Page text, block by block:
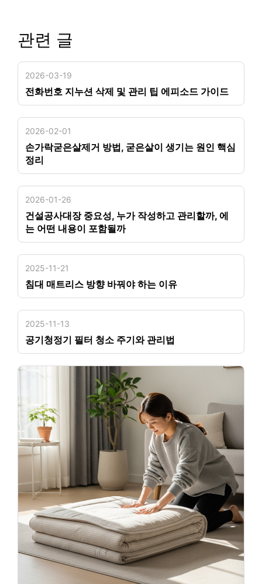
관련 글
2026-03-19
전화번호 지누션 삭제 및 관리 팁 에피소드 가이드
2026-02-01
손가락굳은살제거 방법, 굳은살이 생기는 원인 핵심
정리
2026-01-26
건설공사대장 중요성, 누가 작성하고 관리할까, 에
는 어떤 내용이 포함될까
2025-11-21
침대 매트리스 방향 바꿔야 하는 이유
2025-11-13
공기청정기 필터 청소 주기와 관리법